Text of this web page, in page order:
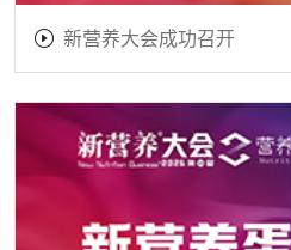
新营养大会成功召开